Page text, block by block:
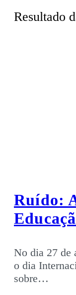
Resultado
Ruído:
No dia 27 de
o dia
sobre…